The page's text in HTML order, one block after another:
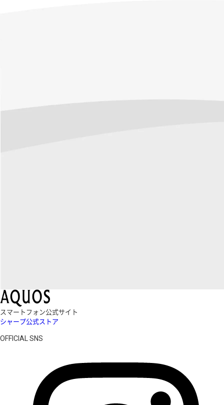
スマートフォン公式サイト
シャープ公式ストア
OFFICIAL SNS